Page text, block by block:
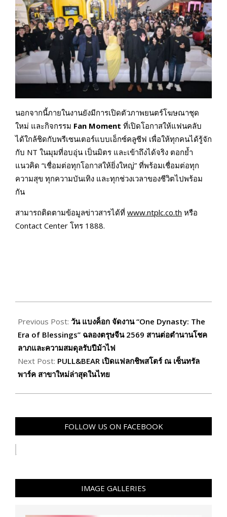
นอกจากนี้ภายในงานยังมีการเปิดตัวภาพยนตร์โฆษณาชุด
ใหม่ และกิจกรรม Fan Moment ที่เปิดโอกาสให้แฟนคลับ
ได้ใกล้ชิดกับพรีเซนเตอร์แบบเอ็กซ์คลูซีฟ เพื่อให้ทุกคนได้รู้จัก
กับ NT ในมุมที่อบอุ่น เป็นมิตร และเข้าถึงได้จริง ตอกย้ำ
แนวคิด “เชื่อมต่อทุกโอกาสให้ยิ่งใหญ่” ที่พร้อมเชื่อมต่อทุก
ความสุข ทุกความบันเทิง และทุกช่วงเวลาของชีวิตไปพร้อม
กัน
สามารถติดตามข้อมูลข่าวสารได้ที่ www.ntplc.co.th หรือ
Contact Center โทร 1888.
02-
12
Previous Post: วัน แบงค็อก จัดงาน “One Dynasty: The
Era of Blessings” ฉลองตรุษจีน 2569 สานต่อตำนานโชค
ลาภและความสมดุลรับปีม้าไฟ
Next Post: PULL&BEAR เปิดแฟลกชิพสโตร์ ณ เซ็นทรัล
พาร์ค สาขาใหม่ล่าสุดในไทย
FOLLOW US ON FACEBOOK
IMAGE GALLERIES